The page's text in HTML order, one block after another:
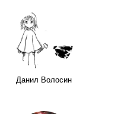
Данил Волосин